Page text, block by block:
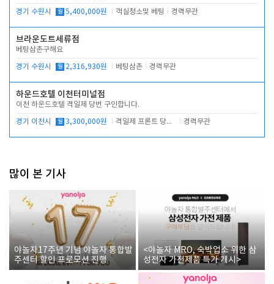
경기 수원시 월 5,400,000원 객실청소및 베팅 경력무관
브라운도트세류점
베팅삼촌구해요
경기 수원시 월 2,316,930원 베팅삼촌 경력무관
하운드호텔 이천터미널점
이천 하운드호텔 격일제 당번 구인합니다.
경기 이천시 월 3,300,000원 격일제 프론트 당번 업무로 주차 및 객실 점검 경력무관
많이 본 기사
야놀자17주년 기념 야놀자 통합발
주센터 할인 프로모션 진행
<야놀자 MRO, 숙박업소 위한 삼
성전자 가전제품 특가 개시>